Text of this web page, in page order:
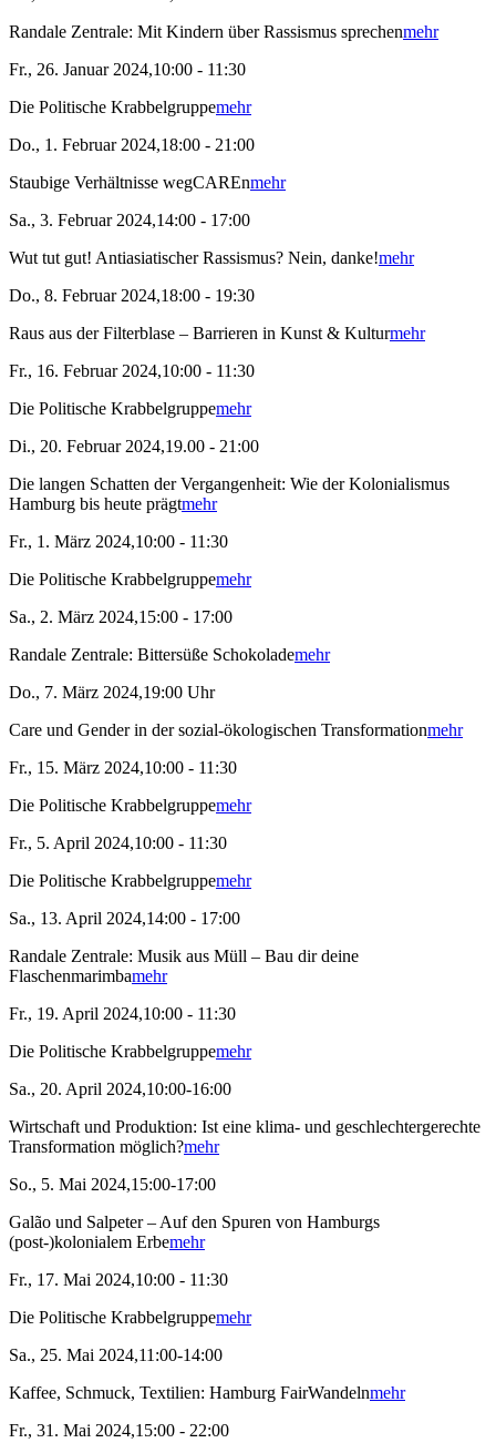
Randale Zentrale: Mit Kindern über Rassismus sprechenmehr
Fr., 26. Januar 2024,10:00 - 11:30
Die Politische Krabbelgruppemehr
Do., 1. Februar 2024,18:00 - 21:00
Staubige Verhältnisse wegCAREnmehr
Sa., 3. Februar 2024,14:00 - 17:00
Wut tut gut! Antiasiatischer Rassismus? Nein, danke!mehr
Do., 8. Februar 2024,18:00 - 19:30
Raus aus der Filterblase – Barrieren in Kunst & Kulturmehr
Fr., 16. Februar 2024,10:00 - 11:30
Die Politische Krabbelgruppemehr
Di., 20. Februar 2024,19.00 - 21:00
Die langen Schatten der Vergangenheit: Wie der Kolonialismus
Hamburg bis heute prägtmehr
Fr., 1. März 2024,10:00 - 11:30
Die Politische Krabbelgruppemehr
Sa., 2. März 2024,15:00 - 17:00
Randale Zentrale: Bittersüße Schokolademehr
Do., 7. März 2024,19:00 Uhr
Care und Gender in der sozial-ökologischen Transformationmehr
Fr., 15. März 2024,10:00 - 11:30
Die Politische Krabbelgruppemehr
Fr., 5. April 2024,10:00 - 11:30
Die Politische Krabbelgruppemehr
Sa., 13. April 2024,14:00 - 17:00
Randale Zentrale: Musik aus Müll – Bau dir deine
Flaschenmarimbamehr
Fr., 19. April 2024,10:00 - 11:30
Die Politische Krabbelgruppemehr
Sa., 20. April 2024,10:00-16:00
Wirtschaft und Produktion: Ist eine klima- und geschlechtergerechte
Transformation möglich?mehr
So., 5. Mai 2024,15:00-17:00
Galão und Salpeter – Auf den Spuren von Hamburgs
(post-)kolonialem Erbemehr
Fr., 17. Mai 2024,10:00 - 11:30
Die Politische Krabbelgruppemehr
Sa., 25. Mai 2024,11:00-14:00
Kaffee, Schmuck, Textilien: Hamburg FairWandelnmehr
Fr., 31. Mai 2024,15:00 - 22:00